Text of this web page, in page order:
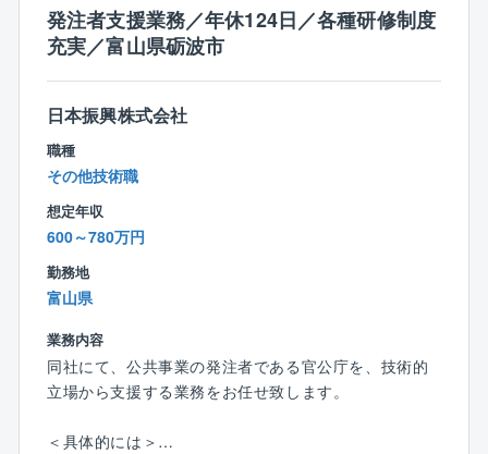
【同社について】
同社は、関西電力グループの一員として「環境」「土
木」「建築」分野を統合した、総合環境エンジニアリ
ング企業です。
これら3分野が連携し、相乗効果を発揮することによっ
て、調査・診断・分析のコンサルティング及び設計・
施工・メンテナンスに至る全ステップにおいて高品質
で付加価値の高いサービスを一貫して提供しておりま
す。
豊かな地域環境の創造とより良い地球環境の実現に向
けて、これまでに蓄積した独自の専門技術とノウハウ
を生かし、国内全域および海外へと活動のフィールド
提供することを掲げています。
【同社の魅力】
フレックス制度は、あらかじめ決められた総労働時間
発注者支援業務／年休124日／各種研修制度
充実／富山県砺波市
日本振興株式会社
職種
その他技術職
想定年収
600～780万円
勤務地
富山県
業務内容
同社にて、公共事業の発注者である官公庁を、技術的
立場から支援する業務をお任せ致します。
＜具体的には＞